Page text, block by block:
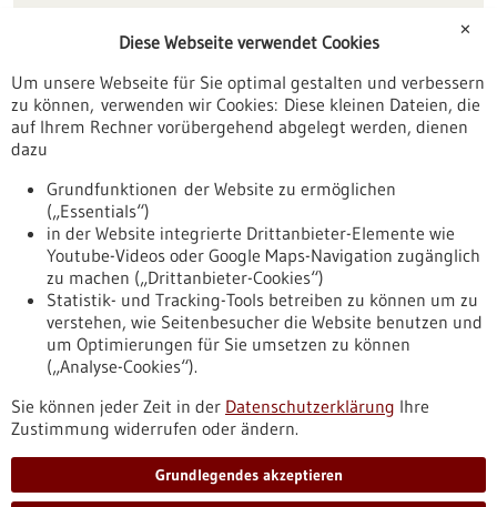
Veranstaltungen
Erscheinungsdatum
Nach oben
Informiert bleiben
Newsletter abonnieren
✕
Diese Webseite verwendet Cookies
Um unsere Webseite für Sie optimal gestalten und verbessern
zu können, verwenden wir Cookies: Diese kleinen Dateien, die
auf Ihrem Rechner vorübergehend abgelegt werden, dienen
dazu
Grundfunktionen der Website zu ermöglichen
(„Essentials“)
in der Website integrierte Drittanbieter-Elemente wie
Youtube-Videos oder Google Maps-Navigation zugänglich
zu machen („Drittanbieter-Cookies“)
Statistik- und Tracking-Tools betreiben zu können um zu
verstehen, wie Seitenbesucher die Website benutzen und
um Optimierungen für Sie umsetzen zu können
(„Analyse-Cookies“).
Sie können jeder Zeit in der Datenschutzerklärung Ihre
Zustimmung widerrufen oder ändern.
Grundlegendes akzeptieren